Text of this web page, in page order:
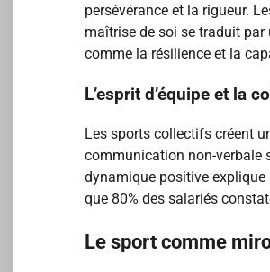
persévérance et la rigueur.
maîtrise de soi se traduit par
comme la résilience et la
L’esprit d’équipe et la
Les sports collectifs créent
communication non-verbale
dynamique positive explique
que 80% des salariés
Le sport comme